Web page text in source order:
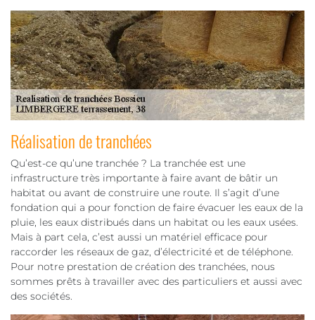
Réalisation de tranchées
Qu’est-ce qu’une tranchée ? La tranchée est une
infrastructure très importante à faire avant de bâtir un
habitat ou avant de construire une route. Il s’agit d’une
fondation qui a pour fonction de faire évacuer les eaux de la
pluie, les eaux distribués dans un habitat ou les eaux usées.
Mais à part cela, c’est aussi un matériel efficace pour
raccorder les réseaux de gaz, d’électricité et de téléphone.
Pour notre prestation de création des tranchées, nous
sommes prêts à travailler avec des particuliers et aussi avec
des sociétés.